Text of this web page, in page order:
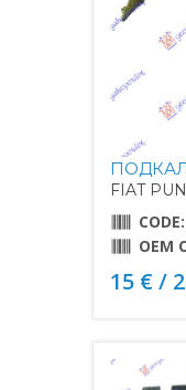
FIAT
CODE:
OEM
15 € /